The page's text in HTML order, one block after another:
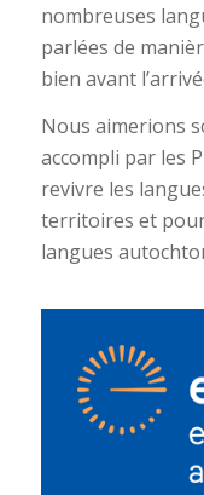
nombreuses
parlées de
bien avant
Nous aimerions
accompli par les
revivre les
territoires et
langues